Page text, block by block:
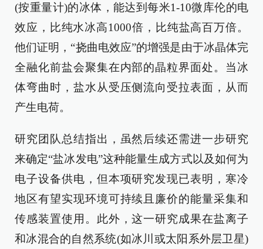
(按重量计)的冰体，能达到每米1-10微库伦的电
效应，比纯水冰高1000倍，比纯盐高百万倍。
他们证明，“挠曲电效应”的增强是由于冰晶体完
全融化前盐会聚集在内部的晶粒界面处。当冰
体弯曲时，盐水从受压侧流向受拉表面，从而
产生电荷。
研究团队总结指出，虽然后续还需进一步研究
来确定“盐冰发电”这种能量生成方式以及如何为
电子设备供电，但本项研究发现已表明，寒冷
地区有望实现环境可持续且廉价的能量采集和
传感装置使用。此外，这一研究成果在盐离子
和冰混合的自然系统(如冰川或太阳系外层卫星)